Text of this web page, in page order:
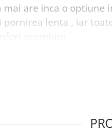
are inca o optiune
pornirea lenta , iar
cu o siguranta
mai usor
distractiva masinuta
Oldtimer nu este doar